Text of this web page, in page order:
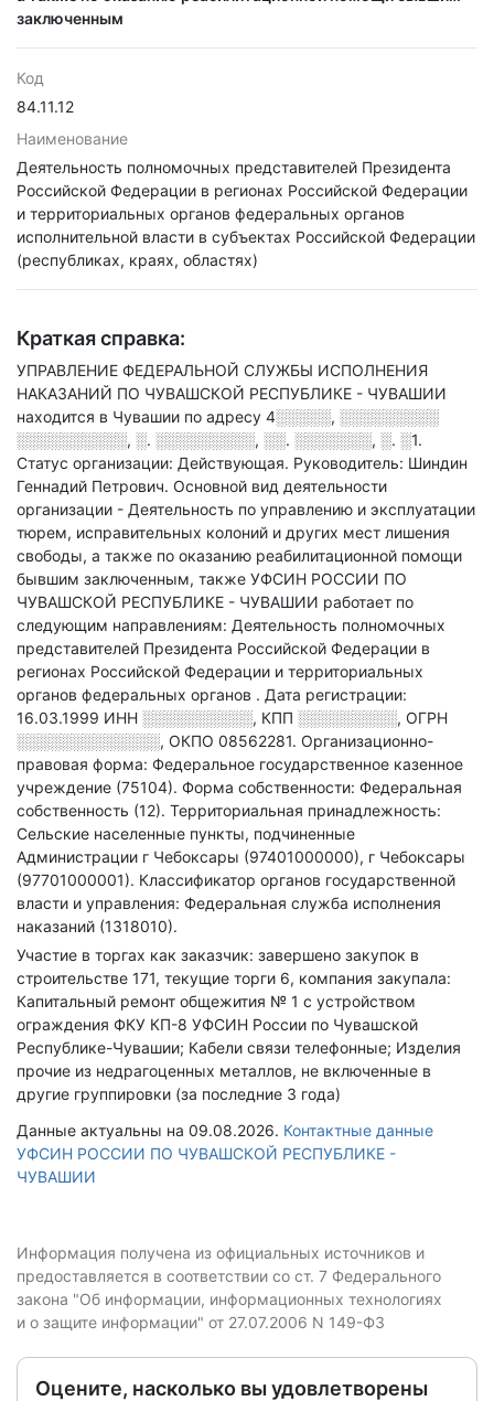
заключенным
Код
84.11.12
Наименование
Деятельность полномочных представителей Президента
Российской Федерации в регионах Российской Федерации
и территориальных органов федеральных органов
исполнительной власти в субъектах Российской Федерации
(республиках, краях, областях)
Краткая справка:
УПРАВЛЕНИЕ ФЕДЕРАЛЬНОЙ СЛУЖБЫ ИСПОЛНЕНИЯ
НАКАЗАНИЙ ПО ЧУВАШСКОЙ РЕСПУБЛИКЕ - ЧУВАШИИ
находится в Чувашии по адресу 4░░░░░, ░░░░░░░░░
░░░░░░░░░░, ░. ░░░░░░░░░, ░░. ░░░░░░░, ░. ░1.
Статус организации: Действующая. Руководитель: Шиндин
Геннадий Петрович. Основной вид деятельности
организации - Деятельность по управлению и эксплуатации
тюрем, исправительных колоний и других мест лишения
свободы, а также по оказанию реабилитационной помощи
бывшим заключенным, также УФСИН РОССИИ ПО
ЧУВАШСКОЙ РЕСПУБЛИКЕ - ЧУВАШИИ работает по
следующим направлениям: Деятельность полномочных
представителей Президента Российской Федерации в
регионах Российской Федерации и территориальных
органов федеральных органов . Дата регистрации:
16.03.1999 ИНН ░░░░░░░░░░, КПП ░░░░░░░░░, ОГРН
░░░░░░░░░░░░░, ОКПО 08562281. Организационно-
правовая форма: Федеральное государственное казенное
учреждение (75104). Форма собственности: Федеральная
собственность (12). Территориальная принадлежность:
Сельские населенные пункты, подчиненные
Администрации г Чебоксары (97401000000), г Чебоксары
(97701000001). Классификатор органов государственной
власти и управления: Федеральная служба исполнения
наказаний (1318010).
Участие в торгах как заказчик: завершено закупок в
строительстве 171, текущие торги 6, компания закупала:
Капитальный ремонт общежития № 1 с устройством
ограждения ФКУ КП-8 УФСИН России по Чувашской
Республике-Чувашии; Кабели связи телефонные; Изделия
прочие из недрагоценных металлов, не включенные в
другие группировки (за последние 3 года)
Данные актуальны на 09.08.2026. Контактные данные
УФСИН РОССИИ ПО ЧУВАШСКОЙ РЕСПУБЛИКЕ -
ЧУВАШИИ
Информация получена из официальных источников и
предоставляется в соответствии со ст. 7 Федерального
закона "Об информации, информационных технологиях
и о защите информации" от 27.07.2006 N 149-ФЗ
Оцените, насколько вы удовлетворены